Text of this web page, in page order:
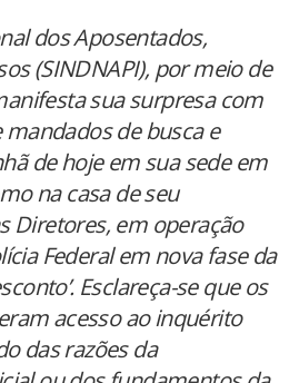
dos Aposentados,
(SINDNAPI), por meio de
sua surpresa com
de busca e
de hoje em sua sede em
na casa de seu
Diretores, em operação
Federal em nova fase da
Esclareça-se que os
acesso ao inquérito
das razões da